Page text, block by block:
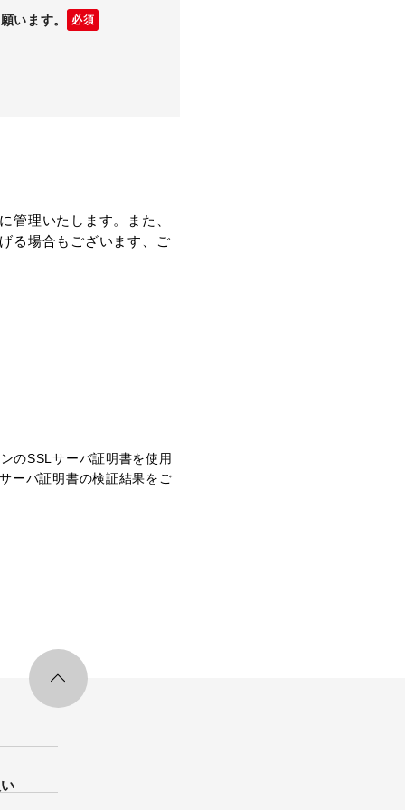
います。 必須
管理いたします。また、
る場合もございます、ご
のSSLサーバ証明書を使用
ーバ証明書の検証結果をご